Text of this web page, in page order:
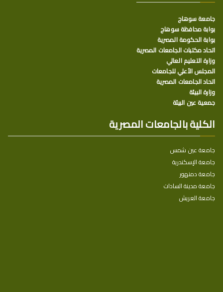
جامعة سوهاج
بوابة محافظة سوهاج
بوابة الحكومة المصرية
اتحاد مكتبات الجامعات المصرية
وزارة التعليم العالي
المجلس الأعلي للجامعات
اتحاد الجامعات المصرية
وزارة البيئة
جمعية عين البيئة
الكلية بالجامعات المصرية
جامعة عين شمس
جامعة الإسكندرية
جامعة دمنهور
جامعة مدينة السادات
جامعة العريش